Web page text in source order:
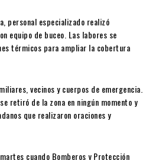
personal especializado realizó
equipo de buceo. Las labores se
térmicos para ampliar la cobertura
vecinos y cuerpos de emergencia.
retiró de la zona en ningún momento y
que realizaron oraciones y
cuando Bomberos y Protección